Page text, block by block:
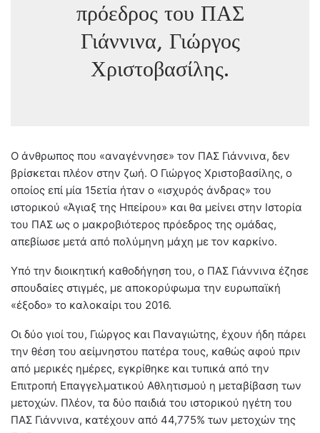
πρόεδρος του ΠΑΣ
Γιάννινα, Γιώργος
Χριστοβασίλης.
Ο άνθρωπος που «αναγέννησε» τον ΠΑΣ Γιάννινα, δεν
βρίσκεται πλέον στην ζωή. Ο Γιώργος Χριστοβασίλης, ο
οποίος επί μία 15ετία ήταν ο «ισχυρός άνδρας» του
ιστορικού «Άγιαξ της Ηπείρου» και θα μείνει στην Ιστορία
του ΠΑΣ ως ο μακροβιότερος πρόεδρος της ομάδας,
απεβίωσε μετά από πολύμηνη μάχη με τον καρκίνο.
Υπό την διοικητική καθοδήγηση του, ο ΠΑΣ Γιάννινα έζησε
σπουδαίες στιγμές, με αποκορύφωμα την ευρωπαϊκή
«έξοδο» το καλοκαίρι του 2016.
Οι δύο γιοί του, Γιώργος και Παναγιώτης, έχουν ήδη πάρει
την θέση του αείμνηστου πατέρα τους, καθώς αφού πριν
από μερικές ημέρες, εγκρίθηκε και τυπικά από την
Επιτροπή Επαγγελματικού Αθλητισμού η μεταβίβαση των
μετοχών. Πλέον, τα δύο παιδιά του ιστορικού ηγέτη του
ΠΑΣ Γιάννινα, κατέχουν από 44,775% των μετοχών της